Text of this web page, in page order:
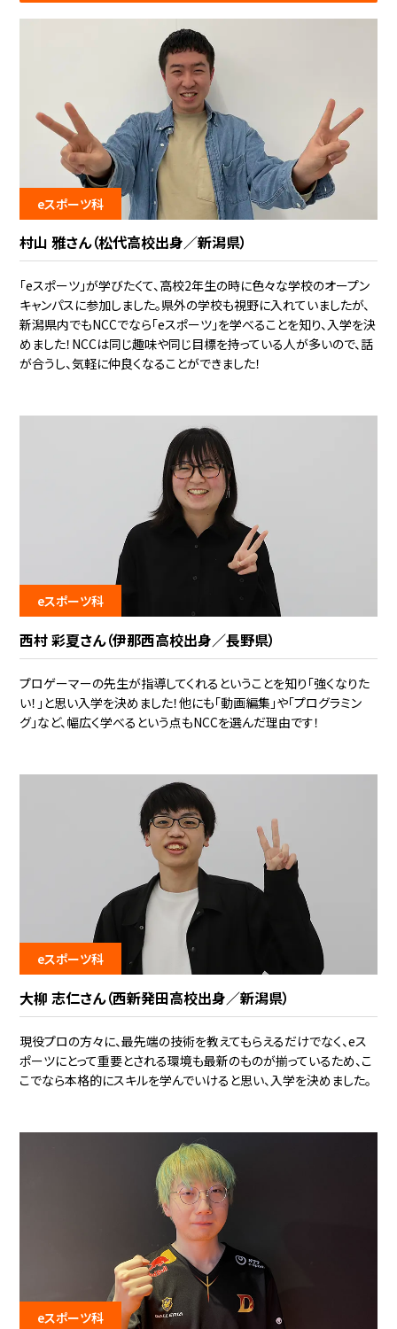
eスポーツ科
村山 雅さん（松代高校出身／新潟県）
「eスポーツ」が学びたくて、高校2年生の時に色々な学校のオープン
キャンパスに参加しました。県外の学校も視野に入れていましたが、
新潟県内でもNCCでなら「eスポーツ」を学べることを知り、入学を決
めました！NCCは同じ趣味や同じ目標を持っている人が多いので、話
が合うし、気軽に仲良くなることができました！
eスポーツ科
西村 彩夏さん（伊那西高校出身／長野県）
プロゲーマーの先生が指導してくれるということを知り「強くなりた
い！」と思い入学を決めました！他にも「動画編集」や「プログラミン
グ」など、幅広く学べるという点もNCCを選んだ理由です！
eスポーツ科
大柳 志仁さん（西新発田高校出身／新潟県）
現役プロの方々に、最先端の技術を教えてもらえるだけでなく、eス
ポーツにとって重要とされる環境も最新のものが揃っているため、こ
こでなら本格的にスキルを学んでいけると思い、入学を決めました。
eスポーツ科